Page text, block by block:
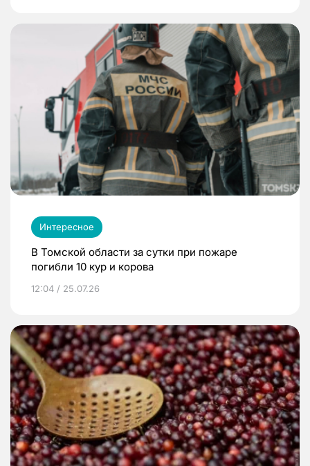
Интересное
В Томской области за сутки при пожаре
погибли 10 кур и корова
12:04 / 25.07.26